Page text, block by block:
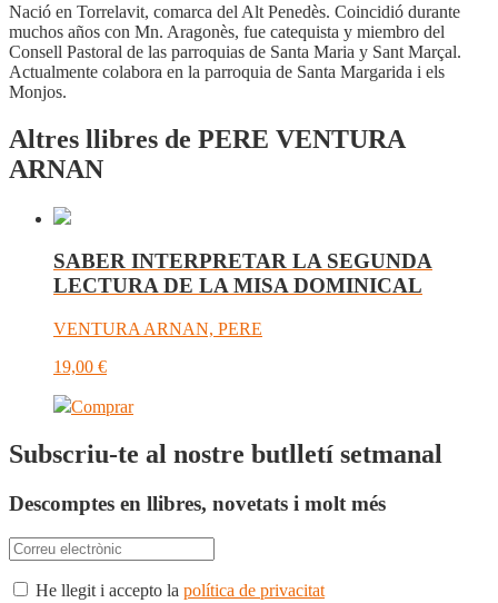
Nació en Torrelavit, comarca del Alt Penedès. Coincidió durante
muchos años con Mn. Aragonès, fue catequista y miembro del
Consell Pastoral de las parroquias de Santa Maria y Sant Marçal.
Actualmente colabora en la parroquia de Santa Margarida i els
Monjos.
Altres llibres de PERE VENTURA
ARNAN
SABER INTERPRETAR LA SEGUNDA
LECTURA DE LA MISA DOMINICAL
VENTURA ARNAN, PERE
19,00 €
Comprar
Subscriu-te al nostre butlletí setmanal
Descomptes en llibres, novetats i molt més
He llegit i accepto la política de privacitat